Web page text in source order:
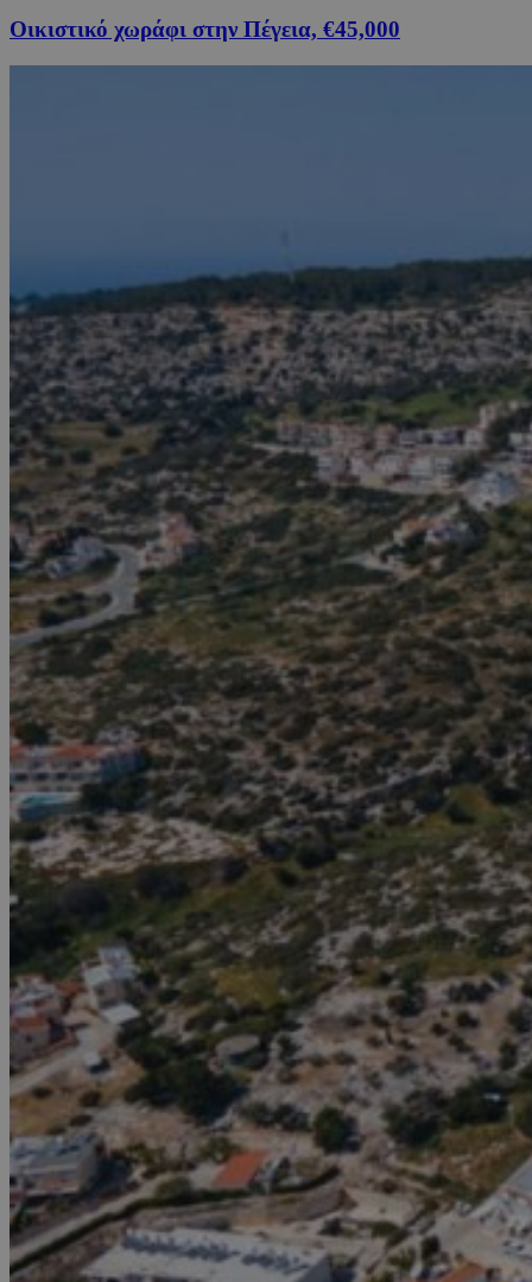
Οικιστικό χωράφι στην Πέγεια, €45,000